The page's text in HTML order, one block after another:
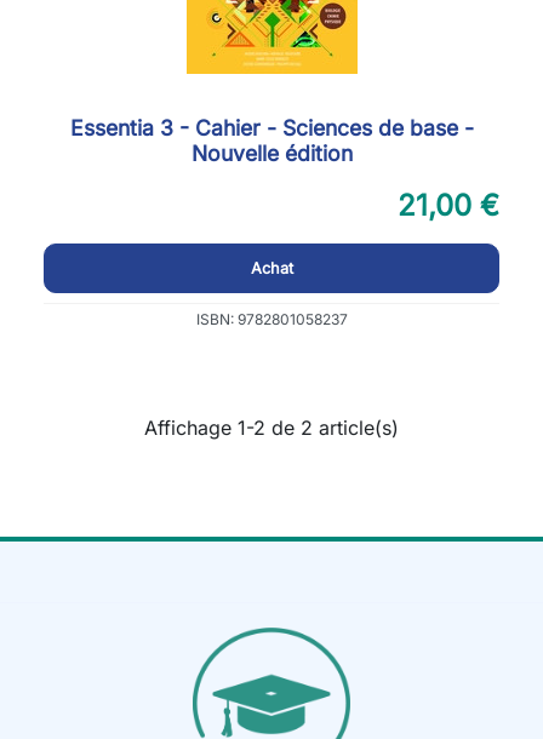
Essentia 3 - Cahier - Sciences de base -
Nouvelle édition
21,00 €
Achat
ISBN: 9782801058237
Affichage 1-2 de 2 article(s)